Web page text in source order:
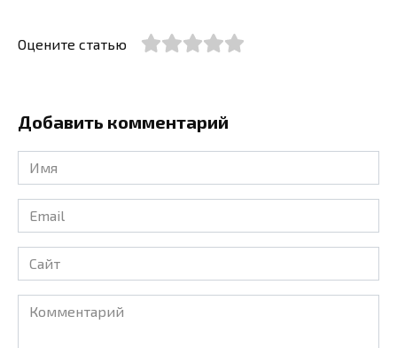
Оцените статью
Добавить комментарий
Имя
*
Email
*
Сайт
Комментарий